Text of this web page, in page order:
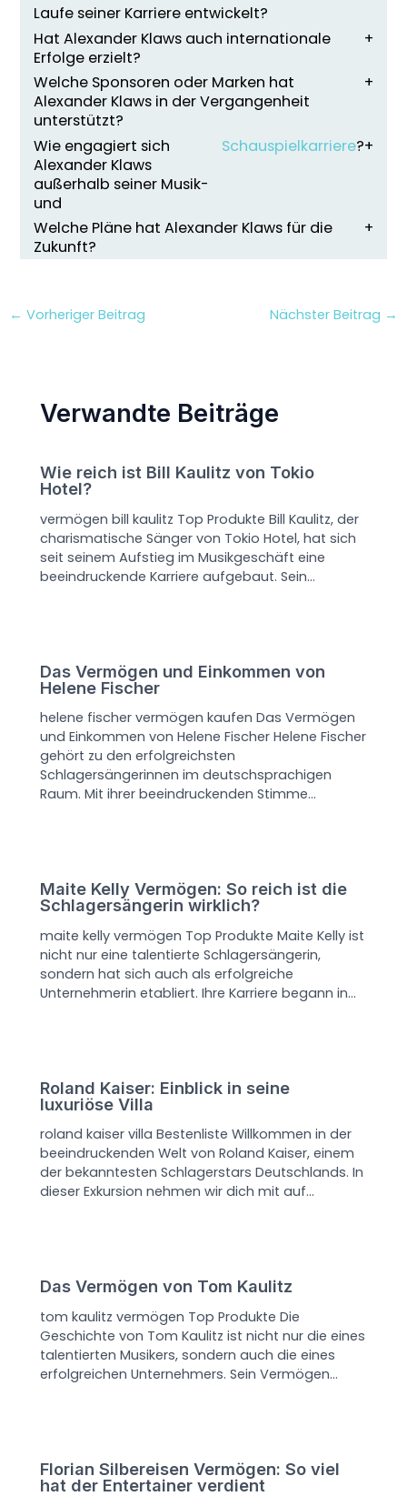
Laufe seiner Karriere entwickelt?
Hat Alexander Klaws auch internationale
Erfolge erzielt?
Welche Sponsoren oder Marken hat
Alexander Klaws in der Vergangenheit
unterstützt?
Wie engagiert sich
Alexander Klaws
außerhalb seiner Musik-
und
Schauspielkarriere?
Welche Pläne hat Alexander Klaws für die
Zukunft?
← Vorheriger Beitrag Nächster Beitrag →
Verwandte Beiträge
Wie reich ist Bill Kaulitz von Tokio
Hotel?
vermögen bill kaulitz Top Produkte Bill Kaulitz, der
charismatische Sänger von Tokio Hotel, hat sich
seit seinem Aufstieg im Musikgeschäft eine
beeindruckende Karriere aufgebaut. Sein…
Das Vermögen und Einkommen von
Helene Fischer
helene fischer vermögen kaufen Das Vermögen
und Einkommen von Helene Fischer Helene Fischer
gehört zu den erfolgreichsten
Schlagersängerinnen im deutschsprachigen
Raum. Mit ihrer beeindruckenden Stimme…
Maite Kelly Vermögen: So reich ist die
Schlagersängerin wirklich?
maite kelly vermögen Top Produkte Maite Kelly ist
nicht nur eine talentierte Schlagersängerin,
sondern hat sich auch als erfolgreiche
Unternehmerin etabliert. Ihre Karriere begann in…
Roland Kaiser: Einblick in seine
luxuriöse Villa
roland kaiser villa Bestenliste Willkommen in der
beeindruckenden Welt von Roland Kaiser, einem
der bekanntesten Schlagerstars Deutschlands. In
dieser Exkursion nehmen wir dich mit auf…
Das Vermögen von Tom Kaulitz
tom kaulitz vermögen Top Produkte Die
Geschichte von Tom Kaulitz ist nicht nur die eines
talentierten Musikers, sondern auch die eines
erfolgreichen Unternehmers. Sein Vermögen…
Florian Silbereisen Vermögen: So viel
hat der Entertainer verdient